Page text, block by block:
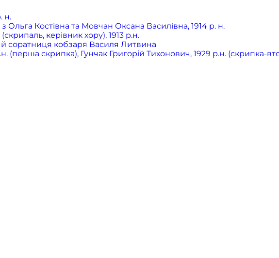
н.
Ольга Костівна та Мовчан Оксана Василівна, 1914 р. н.
керівник хору), 1913 р.н.
соратниця кобзаря Василя Литвина
(перша скрипка), Гунчак Григорій Тихонович, 1929 р.н. (скрипка-